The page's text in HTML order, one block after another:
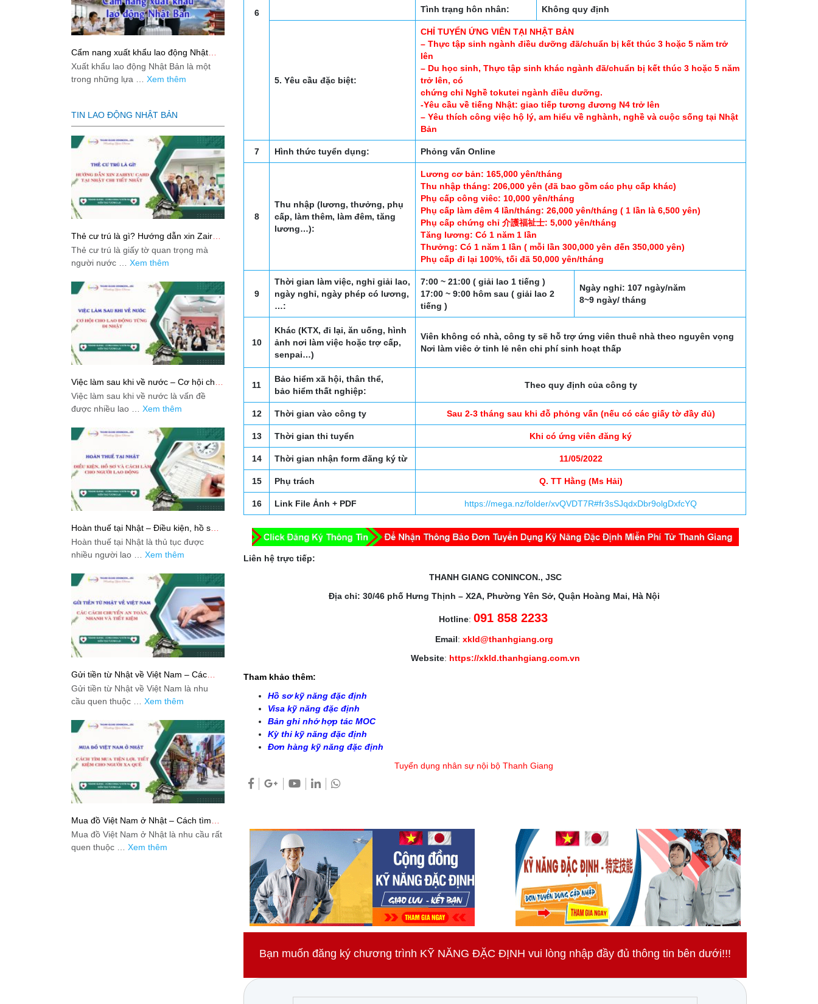
6 Tình trạng hôn nhân: Không quy định
5. Yêu cầu đặc biệt:
CHỈ TUYỂN ỨNG VIÊN TẠI NHẬT BẢN
– Thực tập sinh ngành điều dưỡng đã/chuẩn bị kết thúc 3 hoặc 5 năm trở
lên
– Du học sinh, Thực tập sinh khác ngành đã/chuẩn bị kết thúc 3 hoặc 5 năm
trở lên, có
chứng chỉ Nghề tokutei ngành điều dưỡng.
-Yêu cầu về tiếng Nhật: giao tiếp tương đương N4 trở lên
– Yêu thích công việc hộ lý, am hiểu về nghành, nghề và cuộc sống tại Nhật
Bản
7 Hình thức tuyển dụng: Phỏng vấn Online
8
Thu nhập (lương, thưởng, phụ
cấp, làm thêm, làm đêm, tăng
lương…):
Lương cơ bản: 165,000 yên/tháng
Thu nhập tháng: 206,000 yên (đã bao gồm các phụ cấp khác)
Phụ cấp công viêc: 10,000 yên/tháng
Phụ cấp làm đêm 4 lần/tháng: 26,000 yên/tháng ( 1 lần là 6,500 yên)
Phụ cấp chứng chỉ 介護福祉士: 5,000 yên/tháng
Tăng lương: Có 1 năm 1 lần
Thưởng: Có 1 năm 1 lần ( mỗi lần 300,000 yên đến 350,000 yên)
Phụ cấp đi lại 100%, tối đã 50,000 yên/tháng
9
Thời gian làm việc, nghỉ giải lao,
ngày nghỉ, ngày phép có lương,
…:
7:00 ~ 21:00 ( giải lao 1 tiếng )
17:00 ~ 9:00 hôm sau ( giải lao 2
tiếng )
Ngày nghỉ: 107 ngày/năm
8~9 ngày/ tháng
10
Khác (KTX, đi lại, ăn uống, hình
ảnh nơi làm việc hoặc trợ cấp,
senpai…)
Viên không có nhà, công ty sẽ hỗ trợ ứng viên thuê nhà theo nguyên vọng
Nơi làm viêc ở tinh lẻ nên chi phí sinh hoạt thấp
11
Bảo hiểm xã hội, thân thể,
bảo hiểm thất nghiệp:
Theo quy định của công ty
12 Thời gian vào công ty Sau 2-3 tháng sau khi đỗ phỏng vấn (nếu có các giấy tờ đầy đủ)
13 Thời gian thi tuyển Khi có ứng viên đăng ký
14 Thời gian nhận form đăng ký từ 11/05/2022
15 Phụ trách Q. TT Hằng (Ms Hải)
16 Link File Ảnh + PDF https://mega.nz/folder/xvQVDT7R#fr3sSJqdxDbr9olgDxfcYQ
Liên hệ trực tiếp:
THANH GIANG CONINCON., JSC
Địa chỉ: 30/46 phố Hưng Thịnh – X2A, Phường Yên Sở, Quận Hoàng Mai, Hà Nội
Hotline:091 858 2233
Email: xkld@thanhgiang.org
Website: https://xkld.thanhgiang.com.vn
Tham khảo thêm:
Hồ sơ kỹ năng đặc định
Visa kỹ năng đặc định
Bản ghi nhớ hợp tác MOC
Kỳ thi kỹ năng đặc định
Đơn hàng kỹ năng đặc định
Tuyển dụng nhân sự nội bộ Thanh Giang
Bạn muốn đăng ký chương trình KỸ NĂNG ĐẶC ĐỊNH vui lòng nhập đầy đủ thông tin bên dưới!!!
Cẩm nang xuất khẩu lao động Nhật
Bản từ A-Z
Xuất khẩu lao động Nhật Bản là một
trong những lựa … Xem thêm
TIN LAO ĐỘNG NHẬT BẢN
Thẻ cư trú là gì? Hướng dẫn xin Zairyu
Card tại Nhật chi tiết nhất
Thẻ cư trú là giấy tờ quan trọng mà
người nước … Xem thêm
Việc làm sau khi về nước – Cơ hội cho
lao động từng đi Nhật
Việc làm sau khi về nước là vấn đề
được nhiều lao … Xem thêm
Hoàn thuế tại Nhật – Điều kiện, hồ sơ
và cách làm cho người lao động
Hoàn thuế tại Nhật là thủ tục được
nhiều người lao … Xem thêm
Gửi tiền từ Nhật về Việt Nam – Các
cách chuyển an toàn, nhanh và tiết
kiệm
Gửi tiền từ Nhật về Việt Nam là nhu
cầu quen thuộc … Xem thêm
Mua đồ Việt Nam ở Nhật – Cách tìm
mua tiện lợi, tiết kiệm cho người xa quê
Mua đồ Việt Nam ở Nhật là nhu cầu rất
quen thuộc … Xem thêm